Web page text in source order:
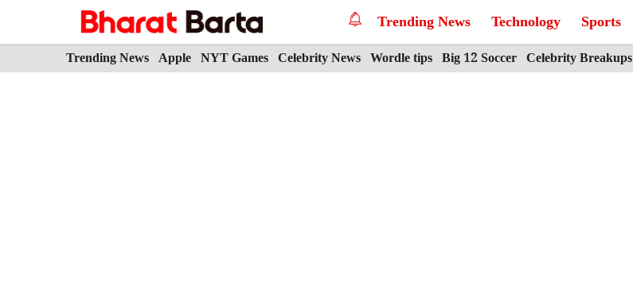
Trending News Technology Sports
Trending News Apple NYT Games Celebrity News Wordle tips Big 12 Soccer Celebrity Breakups